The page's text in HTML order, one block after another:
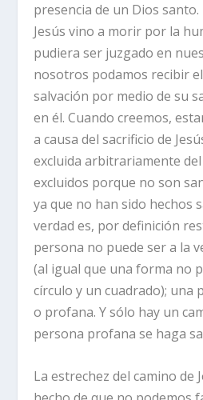
presencia de un Dios
Jesús vino a morir por la
pudiera ser juzgado en
nosotros podamos recibir
salvación por medio de su
en él. Cuando creemos,
a causa del sacrificio de
excluida arbitrariamente del
excluidos porque no son
ya que no han sido hechos
verdad es, por definición
persona no puede ser a la
(al igual que una forma no
círculoy un cuadrado); una
o profana. Y sólo hay un
persona profana se haga
La estrechez del camino de